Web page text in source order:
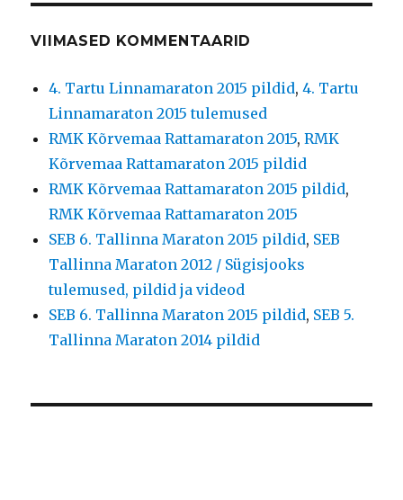
VIIMASED KOMMENTAARID
4. Tartu Linnamaraton 2015 pildid,4. Tartu
Linnamaraton 2015 tulemused
RMK Kõrvemaa Rattamaraton 2015,RMK
Kõrvemaa Rattamaraton 2015 pildid
RMK Kõrvemaa Rattamaraton 2015 pildid,
RMK Kõrvemaa Rattamaraton 2015
SEB 6. Tallinna Maraton 2015 pildid, SEB
Tallinna Maraton 2012 / Sügisjooks
tulemused, pildid ja videod
SEB 6. Tallinna Maraton 2015 pildid, SEB 5.
Tallinna Maraton 2014 pildid